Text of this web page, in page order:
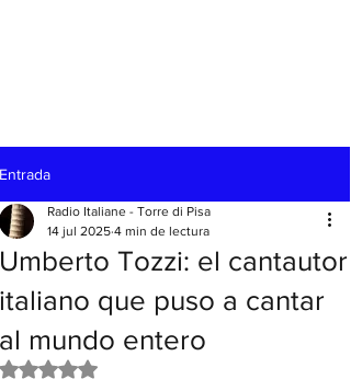
Entrada
Umberto Tozzi: el cantautor
italiano que puso a cantar
al mundo entero
Radio Italiane - Torre di Pisa
14 jul 2025 4 min de lectura
Obtuvo NaN de 5 estrellas.